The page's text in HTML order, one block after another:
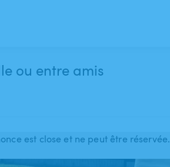
ou entre amis
est close et ne peut être réservée.